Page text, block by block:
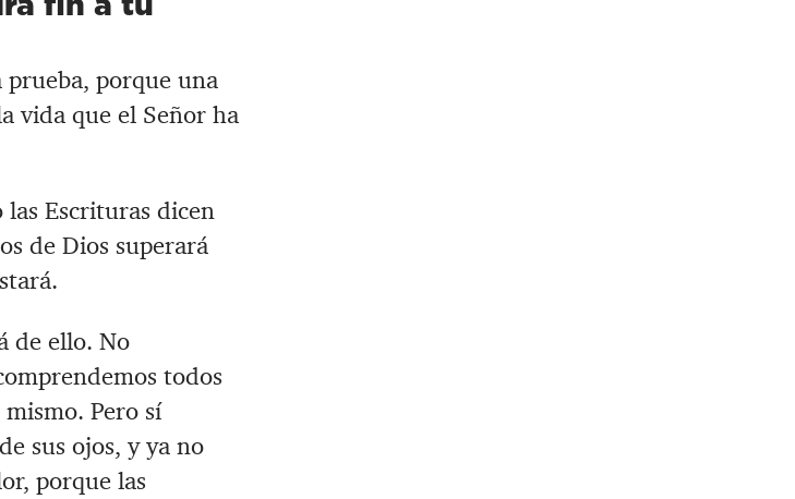
porque una
vida que el Señor ha
las Escrituras dicen
de Dios superará
de ello. No
todos
Pero sí
sus ojos, y ya no
porque las